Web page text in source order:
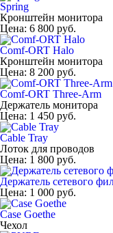
Spring
Кронштейн монитора
Цена: 6 800 руб.
Comf-ORT Halo
Кронштейн монитора
Цена: 8 200 руб.
Comf-ORT Three-Arm
Держатель монитора
Цена: 1 450 руб.
Cable Tray
Лоток для проводов
Цена: 1 800 руб.
Держатель сетевого
Цена: 1 000 руб.
Case Goethe
Чехол